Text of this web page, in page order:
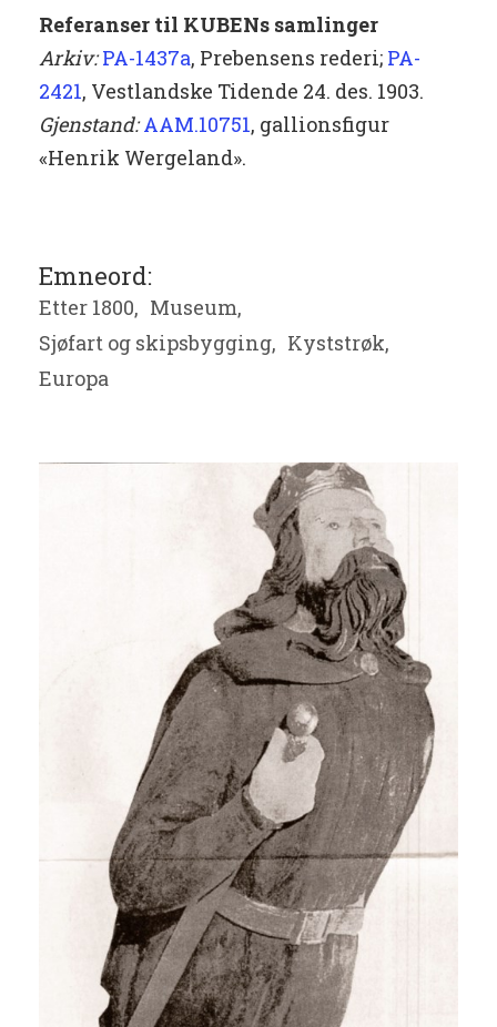
Referanser til KUBENs samlinger
Arkiv:PA-1437a, Prebensens rederi; PA-
2421, Vestlandske Tidende 24. des. 1903.
Gjenstand: AAM.10751, gallionsfigur
«Henrik Wergeland».
Emneord:
Etter 1800, Museum,
Sjøfart og skipsbygging, Kyststrøk,
Europa